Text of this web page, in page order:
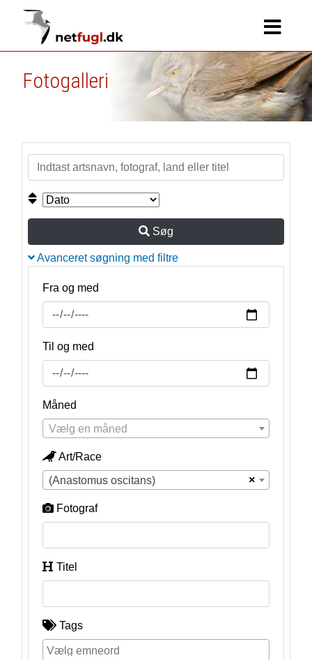
Fotogalleri
Søg
Avanceret søgning med filtre
Fra og med
Til og med
Måned
Vælg en måned
Art/Race
×
(Anastomus oscitans)
Fotograf
Titel
Tags